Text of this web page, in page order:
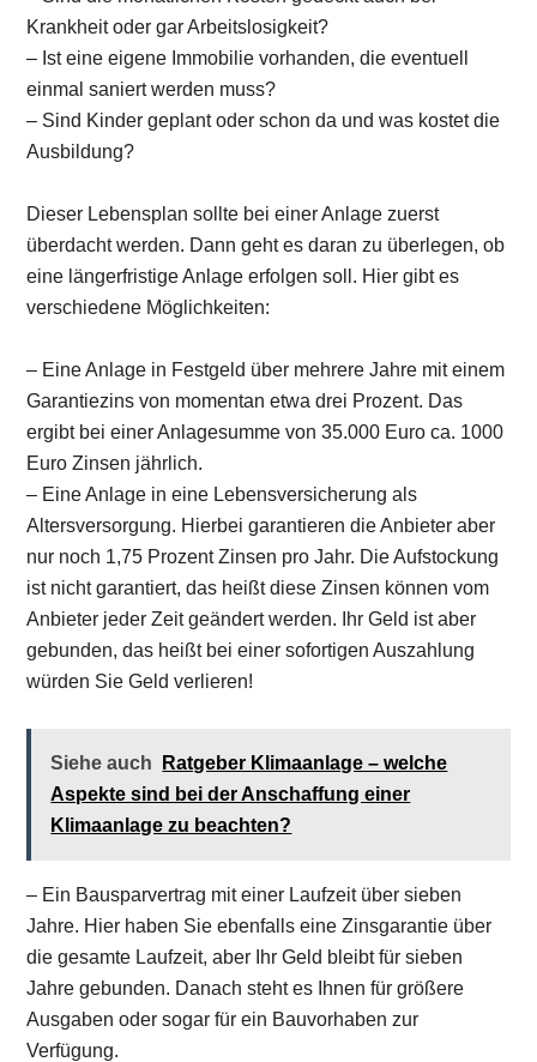
Krankheit oder gar Arbeitslosigkeit?
– Ist eine eigene Immobilie vorhanden, die eventuell
einmal saniert werden muss?
– Sind Kinder geplant oder schon da und was kostet die
Ausbildung?
Dieser Lebensplan sollte bei einer Anlage zuerst
überdacht werden. Dann geht es daran zu überlegen, ob
eine längerfristige Anlage erfolgen soll. Hier gibt es
verschiedene Möglichkeiten:
– Eine Anlage in Festgeld über mehrere Jahre mit einem
Garantiezins von momentan etwa drei Prozent. Das
ergibt bei einer Anlagesumme von 35.000 Euro ca. 1000
Euro Zinsen jährlich.
– Eine Anlage in eine Lebensversicherung als
Altersversorgung. Hierbei garantieren die Anbieter aber
nur noch 1,75 Prozent Zinsen pro Jahr. Die Aufstockung
ist nicht garantiert, das heißt diese Zinsen können vom
Anbieter jeder Zeit geändert werden. Ihr Geld ist aber
gebunden, das heißt bei einer sofortigen Auszahlung
würden Sie Geld verlieren!
Siehe auch
Ratgeber Klimaanlage – welche
Aspekte sind bei der Anschaffung einer
Klimaanlage zu beachten?
– Ein Bausparvertrag mit einer Laufzeit über sieben
Jahre. Hier haben Sie ebenfalls eine Zinsgarantie über
die gesamte Laufzeit, aber Ihr Geld bleibt für sieben
Jahre gebunden. Danach steht es Ihnen für größere
Ausgaben oder sogar für ein Bauvorhaben zur
Verfügung.